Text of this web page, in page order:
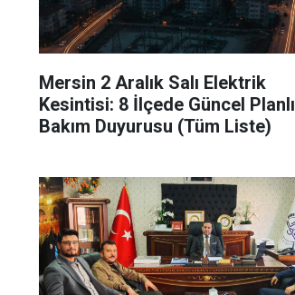
Mersin 2 Aralık Salı Elektrik
Kesintisi: 8 İlçede Güncel Planlı
Bakım Duyurusu (Tüm Liste)